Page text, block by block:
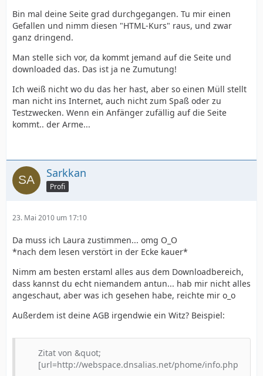
Bin mal deine Seite grad durchgegangen. Tu mir einen
Gefallen und nimm diesen "HTML-Kurs" raus, und zwar
ganz dringend.
Man stelle sich vor, da kommt jemand auf die Seite und
downloaded das. Das ist ja ne Zumutung!
Ich weiß nicht wo du das her hast, aber so einen Müll stellt
man nicht ins Internet, auch nicht zum Spaß oder zu
Testzwecken. Wenn ein Anfänger zufällig auf die Seite
kommt.. der Arme...
Sarkkan
Profi
23. Mai 2010 um 17:10
Da muss ich Laura zustimmen... omg O_O
*nach dem lesen verstört in der Ecke kauer*
Nimm am besten erstaml alles aus dem Downloadbereich,
dass kannst du echt niemandem antun... hab mir nicht alles
angeschaut, aber was ich gesehen habe, reichte mir o_o
Außerdem ist deine AGB irgendwie ein Witz? Beispiel:
Zitat von &quot;
[url=http://webspace.dnsalias.net/phome/info.php